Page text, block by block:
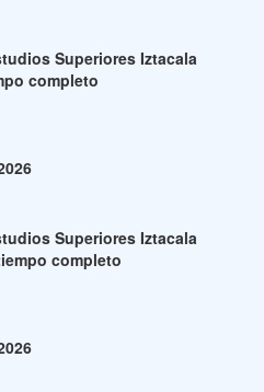
Superiores Iztacala
completo
Superiores Iztacala
completo